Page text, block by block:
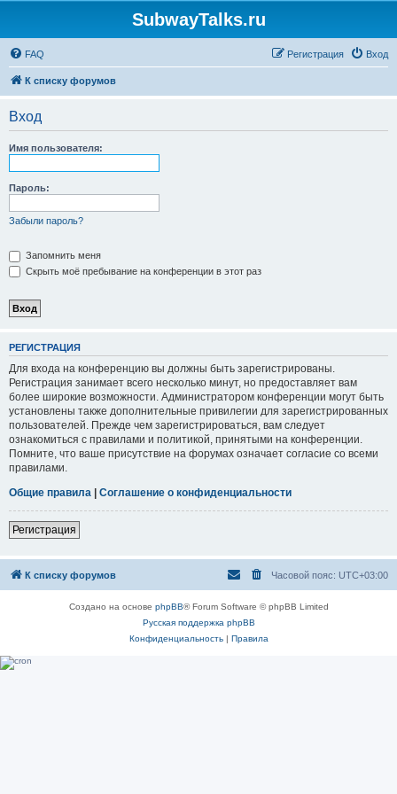
SubwayTalks.ru
FAQ Вход
Регистрация
К списку форумов
Вход
Имя пользователя:
Пароль:
Забыли пароль?
Запомнить меня
Скрыть моё пребывание на конференции в этот раз
РЕГИСТРАЦИЯ
Для входа на конференцию вы должны быть зарегистрированы.
Регистрация занимает всего несколько минут, но предоставляет вам
более широкие возможности. Администратором конференции могут быть
установлены также дополнительные привилегии для зарегистрированных
пользователей. Прежде чем зарегистрироваться, вам следует
ознакомиться с правилами и политикой, принятыми на конференции.
Помните, что ваше присутствие на форумах означает согласие со всеми
правилами.
Общие правила | Соглашение о конфиденциальности
Регистрация
К списку форумов Часовой пояс: UTC+03:00
Создано на основе phpBB® Forum Software © phpBB Limited
Русская поддержка phpBB
Конфиденциальность| Правила